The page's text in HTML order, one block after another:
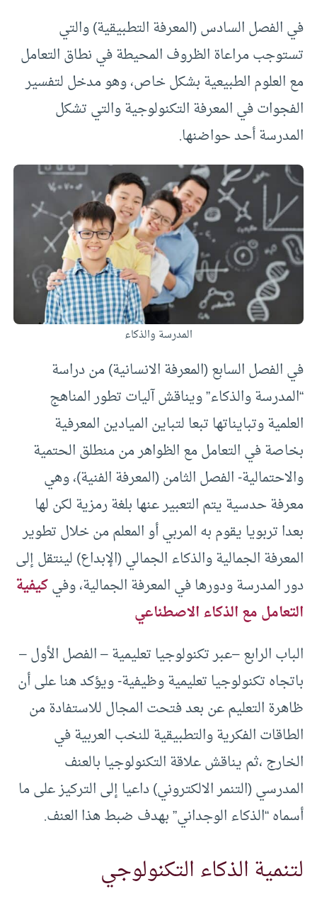
في الفصل السادس (المعرفة التطبيقية) والتي
تستوجب مراعاة الظروف المحيطة في نطاق التعامل
مع العلوم الطبيعية بشكل خاص، وهو مدخل لتفسير
الفجوات في المعرفة التكنولوجية والتي تشكل
المدرسة أحد حواضنها.
المدرسة والذكاء
في الفصل السابع (المعرفة الانسانية) من دراسة
“المدرسة والذكاء” ويناقش آليات تطور المناهج
العلمية وتبايناتها تبعا لتباين الميادين المعرفية
بخاصة في التعامل مع الظواهر من منطلق الحتمية
والاحتمالية- الفصل الثامن (المعرفة الفنية)، وهي
معرفة حدسية يتم التعبير عنها بلغة رمزية لكن لها
بعدا تربويا يقوم به المربي أو المعلم من خلال تطوير
المعرفة الجمالية والذكاء الجمالي (الإبداع) لينتقل إلى
دور المدرسة ودورها في المعرفة الجمالية، وفيكيفية
التعامل مع الذكاء الاصطناعي
الباب الرابع –عبر تكنولوجيا تعليمية – الفصل الأول –
باتجاه تكنولوجيا تعليمية وظيفية- ويؤكد هنا على أن
ظاهرة التعليم عن بعد فتحت المجال للاستفادة من
الطاقات الفكرية والتطبيقية للنخب العربية في
الخارج ،ثم يناقش علاقة التكنولوجيا بالعنف
المدرسي (التنمر الالكتروني) داعيا إلى التركيز على ما
أسماه “الذكاء الوجداني” بهدف ضبط هذا العنف.
لتنمية الذكاء التكنولوجي